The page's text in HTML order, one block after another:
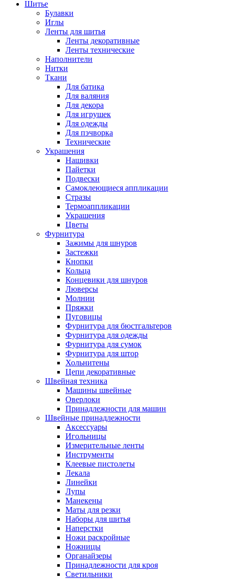
Шитье
Булавки
Иглы
Ленты для шитья
Ленты декоративные
Ленты технические
Наполнители
Нитки
Ткани
Для батика
Для валяния
Для декора
Для игрушек
Для одежды
Для пэчворка
Технические
Украшения
Нашивки
Пайетки
Подвески
Самоклеющиеся аппликации
Стразы
Термоаппликации
Украшения
Цветы
Фурнитура
Зажимы для шнуров
Застежки
Кнопки
Кольца
Концевики для шнуров
Люверсы
Молнии
Пряжки
Пуговицы
Фурнитура для бюстгальтеров
Фурнитура для одежды
Фурнитура для сумок
Фурнитура для штор
Хольнитены
Цепи декоративные
Швейная техника
Машины швейные
Оверлоки
Принадлежности для машин
Швейные принадлежности
Аксессуары
Игольницы
Измерительные ленты
Инструменты
Клеевые пистолеты
Лекала
Линейки
Лупы
Манекены
Маты для резки
Наборы для шитья
Наперстки
Ножи раскройные
Ножницы
Органайзеры
Принадлежности для кроя
Светильники